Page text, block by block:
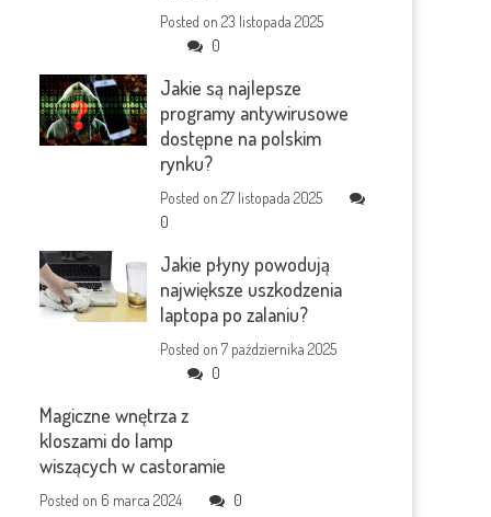
Posted on23 listopada 2025
0
Jakie są najlepsze
programy antywirusowe
dostępne na polskim
rynku?
Posted on27 listopada 2025
0
Jakie płyny powodują
największe uszkodzenia
laptopa po zalaniu?
Posted on7 października 2025
0
Magiczne wnętrza z
kloszami do lamp
wiszących w castoramie
Posted on 6 marca 2024 0